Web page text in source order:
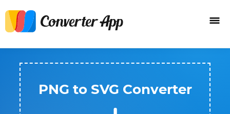
PNG to SVG Converter